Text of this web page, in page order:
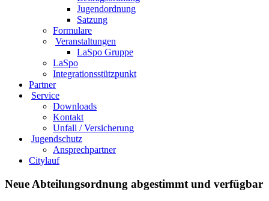
Jugendordnung
Satzung
Formulare
Veranstaltungen
LaSpo Gruppe
LaSpo
Integrationsstützpunkt
Partner
Service
Downloads
Kontakt
Unfall / Versicherung
Jugendschutz
Ansprechpartner
Citylauf
Neue Abteilungsordnung abgestimmt und verfügbar